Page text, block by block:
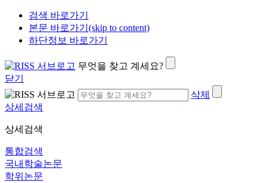
검색 바로가기
본문 바로가기(skip to content)
하단정보 바로가기
무엇을 찾고 계세요?
닫기
삭제
상세검색
상세검색
통합검색
국내학술논문
학위논문